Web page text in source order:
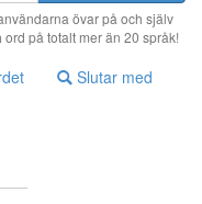
övar på och själv
ord på totalt mer än 20 språk!
Slutar med